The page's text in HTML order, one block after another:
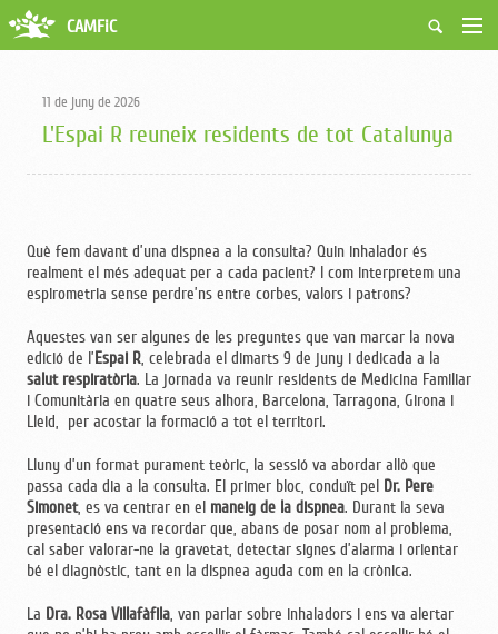
Qui som
Activitats
Borsa de treball
Grups i Vocalies
CAMFiC
11 de juny de 2026
L'Espai R reuneix residents de tot Catalunya
Què fem davant d’una dispnea a la consulta? Quin inhalador és
realment el més adequat per a cada pacient? I com interpretem una
espirometria sense perdre’ns entre corbes, valors i patrons?
Aquestes van ser algunes de les preguntes que van marcar la nova
edició de l’Espai R , celebrada el dimarts 9 de juny i dedicada a la
salut respiratòria. La jornada va reunir residents de Medicina Familiar
i Comunitària en quatre seus alhora, Barcelona, Tarragona, Girona i
Lleid, per acostar la formació a tot el territori.
Lluny d’un format purament teòric, la sessió va abordar allò que
passa cada dia a la consulta. El primer bloc, conduït pel Dr. Pere
Simonet, es va centrar en el maneig de la dispnea. Durant la seva
presentació ens va recordar que, abans de posar nom al problema,
cal saber valorar-ne la gravetat, detectar signes d’alarma i orientar
bé el diagnòstic, tant en la dispnea aguda com en la crònica.
La Dra. Rosa Villafàfila , van parlar sobre inhaladors i ens va alertar